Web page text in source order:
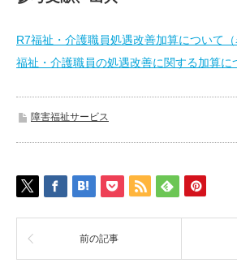
R7福祉・介護職員処遇改善加算について（
福祉・介護職員の処遇改善に関する加算に
障害福祉サービス
前の記事